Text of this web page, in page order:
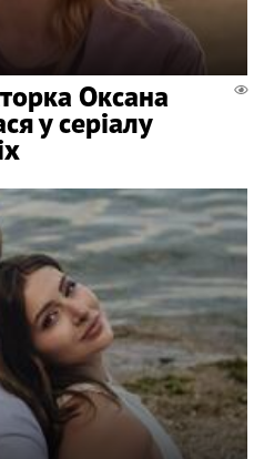
Оксана
у серіалу